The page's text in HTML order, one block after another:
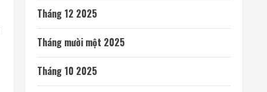
Tháng 12 2025
Tháng mười một 2025
Tháng 10 2025